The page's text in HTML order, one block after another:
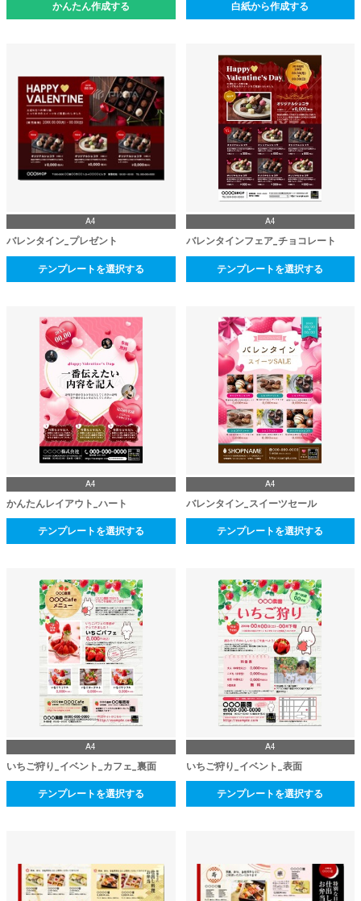
かんたん作成する 白紙から作成する
A4
バレンタイン_プレゼント
テンプレートを選択する
A4
バレンタインフェア_チョコレート
テンプレートを選択する
A4
かんたんレイアウト_ハート
テンプレートを選択する
A4
バレンタイン_スイーツセール
テンプレートを選択する
A4
いちご狩り_イベント_カフェ_裏面
テンプレートを選択する
A4
いちご狩り_イベント_表面
テンプレートを選択する